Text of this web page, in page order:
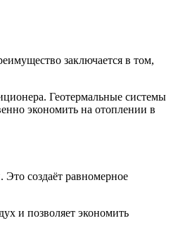
заключается в том,
Геотермальные системы
экономить на отоплении в
создаёт равномерное
и позволяет экономить